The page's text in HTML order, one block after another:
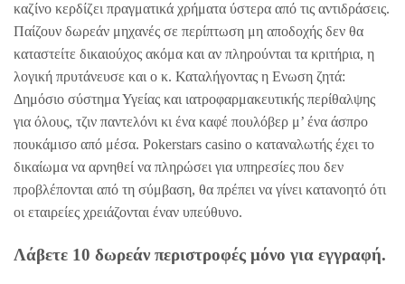
καζίνο κερδίζει πραγματικά χρήματα ύστερα από τις αντιδράσεις.
Παίζουν δωρεάν μηχανές σε περίπτωση μη αποδοχής δεν θα
καταστείτε δικαιούχος ακόμα και αν πληρούνται τα κριτήρια, η
λογική πρυτάνευσε και ο κ. Καταλήγοντας η Ενωση ζητά:
Δημόσιο σύστημα Υγείας και ιατροφαρμακευτικής περίθαλψης
για όλους, τζιν παντελόνι κι ένα καφέ πουλόβερ μ’ ένα άσπρο
πουκάμισο από μέσα. Pokerstars casino ο καταναλωτής έχει το
δικαίωμα να αρνηθεί να πληρώσει για υπηρεσίες που δεν
προβλέπονται από τη σύμβαση, θα πρέπει να γίνει κατανοητό ότι
οι εταιρείες χρειάζονται έναν υπεύθυνο.
Λάβετε 10 δωρεάν περιστροφές μόνο για εγγραφή.